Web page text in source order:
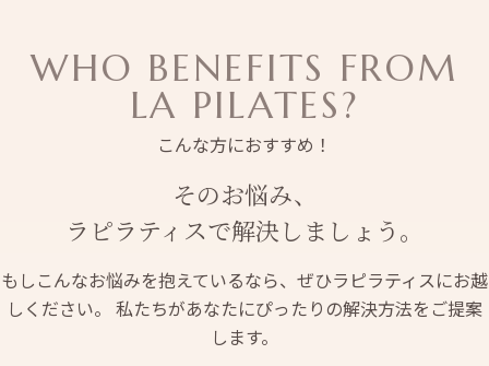
WHO BENEFITS FROM
LA PILATES?
こんな方におすすめ！
そのお悩み、
ラピラティスで解決しましょう。
もしこんなお悩みを抱えているなら、ぜひラピラティスにお越
しください。 私たちがあなたにぴったりの解決方法をご提案
します。